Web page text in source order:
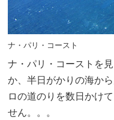
ナ・パリ・コースト
ナ・パリ・コーストを
か、半日がかりの海か
ロの道のりを数日かけ
せん。。。